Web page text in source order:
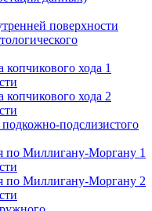
поверхности
копчикового хода 1
копчикового хода 2
подслизистого
по Миллигану-Моргану 1
по Миллигану-Моргану 2